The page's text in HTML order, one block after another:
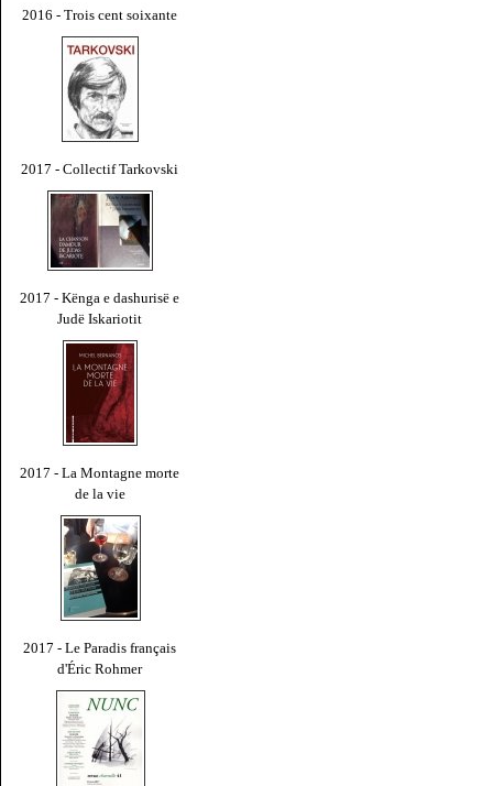
2016 - Trois cent soixante
2017 - Collectif Tarkovski
2017 - Kënga e dashurisë e
Judë Iskariotit
2017 - La Montagne morte
de la vie
2017 - Le Paradis français
d'Éric Rohmer